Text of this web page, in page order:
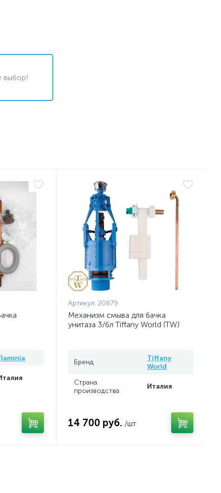
выбор!
Артикул: 20879
Механизм смыва для бачка
унитаза 3/6л Tiffany World (TW)
Бренд
Tiffany
World
Страна
производства
Италия
14 700 руб. /шт